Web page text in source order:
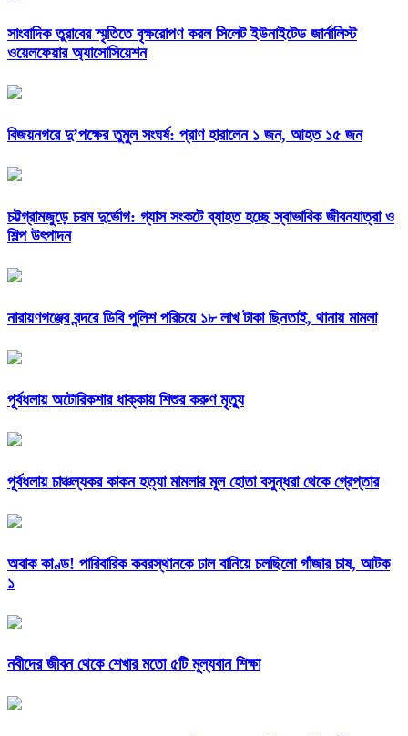
সাংবাদিক তুরাবের স্মৃতিতে বৃক্ষরোপণ করল সিলেট ইউনাইটেড জার্নালিস্ট
ওয়েলফেয়ার অ্যাসোসিয়েশন
বিজয়নগরে দু’পক্ষের তুমুল সংঘর্ষ: প্রাণ হারালেন ১ জন, আহত ১৫ জন
চট্টগ্রামজুড়ে চরম দুর্ভোগ: গ্যাস সংকটে ব্যাহত হচ্ছে স্বাভাবিক জীবনযাত্রা ও
শিল্প উৎপাদন
নারায়ণগঞ্জের বন্দরে ডিবি পুলিশ পরিচয়ে ১৮ লাখ টাকা ছিনতাই, থানায় মামলা
পূর্বধলায় অটোরিকশার ধাক্কায় শিশুর করুণ মৃত্যু
পূর্বধলায় চাঞ্চল্যকর কাকন হত্যা মামলার মূল হোতা বসুন্ধরা থেকে গ্রেপ্তার
অবাক কাণ্ড! পারিবারিক কবরস্থানকে ঢাল বানিয়ে চলছিলো গাঁজার চাষ, আটক
১
নবীদের জীবন থেকে শেখার মতো ৫টি মূল্যবান শিক্ষা